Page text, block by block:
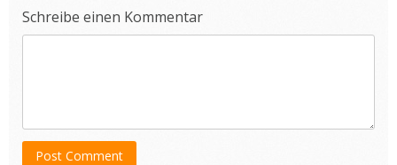
Schreibe einen Kommentar
Post Comment